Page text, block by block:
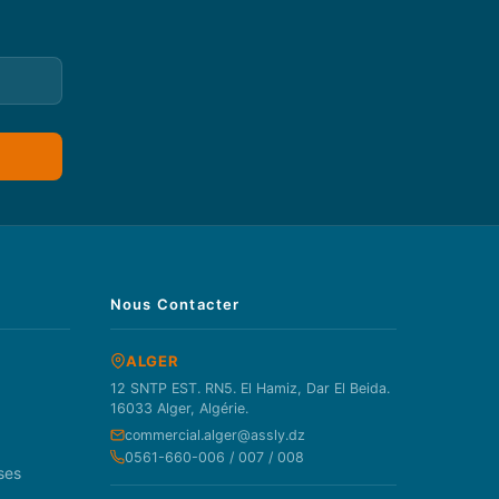
Nous Contacter
ALGER
12 SNTP EST. RN5. El Hamiz, Dar El Beida.
16033 Alger, Algérie.
commercial.alger@assly.dz
0561-660-006 / 007 / 008